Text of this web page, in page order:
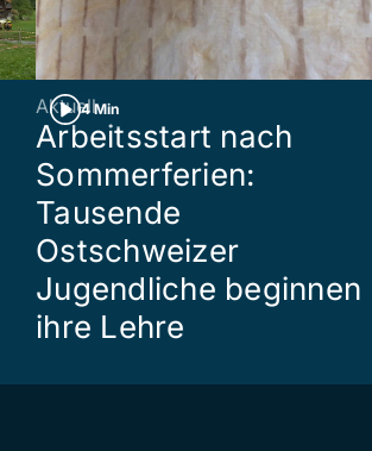
4 Min
Aktuell
Arbeitsstart nach
Sommerferien:
Tausende
Ostschweizer
Jugendliche beginnen
ihre Lehre